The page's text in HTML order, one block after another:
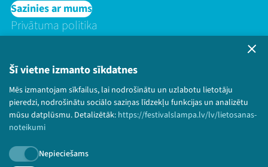
Šī vietne izmanto sīkdatnes
Mēs izmantojam sīkfailus, lai nodrošinātu un uzlabotu lietotāju
pieredzi, nodrošinātu sociālo saziņas līdzekļu funkcijas un analizētu
mūsu datplūsmu. Detalizētāk: https://festivalslampa.lv/lv/lietosanas-
noteikumi
Nepieciešams
Sazinies ar mums
Privātuma politika
© 2026 Sarunu festivāls LAMPA Visas tiesības
paturētas.
Piesakies jaunumiem!